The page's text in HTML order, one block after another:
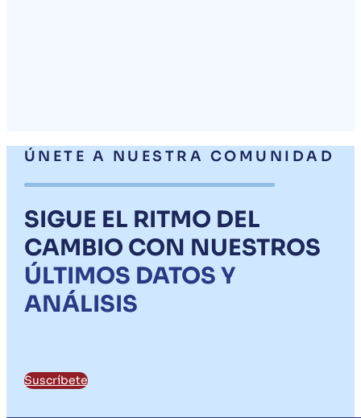
ÚNETE A NUESTRA COMUNIDAD
SIGUE EL RITMO DEL
CAMBIO CON NUESTROS
ÚLTIMOS DATOS Y
ANÁLISIS
Suscríbete